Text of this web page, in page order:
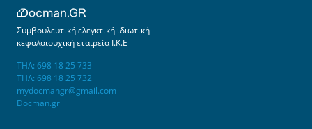
Συμβουλευτική ελεγκτική ιδιωτική
κεφαλαιουχική εταιρεία Ι.Κ.Ε
ΤΗΛ: 698 18 25 733
ΤΗΛ: 698 18 25 732
mydocmangr@gmail.com
Docman.gr